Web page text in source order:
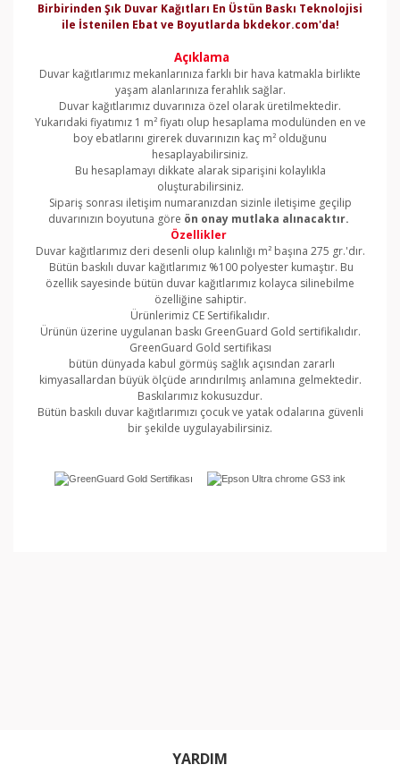
Birbirinden Şık Duvar Kağıtları En Üstün Baskı Teknolojisi
ile İstenilen Ebat ve Boyutlarda bkdekor.com'da!
Açıklama
Duvar kağıtlarımız mekanlarınıza farklı bir hava katmakla birlikte
yaşam alanlarınıza ferahlık sağlar.
Duvar kağıtlarımız duvarınıza özel olarak üretilmektedir.
Yukarıdaki fiyatımız 1 m² fiyatı olup hesaplama modulünden en ve
boy ebatlarını girerek duvarınızın kaç m² olduğunu
hesaplayabilirsiniz.
Bu hesaplamayı dikkate alarak siparişini kolaylıkla
oluşturabilirsiniz.
Sipariş sonrası iletişim numaranızdan sizinle iletişime geçilip
duvarınızın boyutuna göre ön onay mutlaka alınacaktır.
Özellikler
Duvar kağıtlarımız deri desenli olup kalınlığı m² başına 275 gr.'dır.
Bütün baskılı duvar kağıtlarımız %100 polyester kumaştır. Bu
özellik sayesinde bütün duvar kağıtlarımız kolayca silinebilme
özelliğine sahiptir.
Ürünlerimiz CE Sertifikalıdır.
Ürünün üzerine uygulanan baskı GreenGuard Gold sertifikalıdır.
GreenGuard Gold sertifikası
bütün dünyada kabul görmüş sağlık açısından zararlı
kimyasallardan büyük ölçüde arındırılmış anlamına gelmektedir.
Baskılarımız kokusuzdur.
Bütün baskılı duvar kağıtlarımızı çocuk ve yatak odalarına güvenli
bir şekilde uygulayabilirsiniz.
Bu ürüne benzer farklı alternatifler olmalı.
YARDIM